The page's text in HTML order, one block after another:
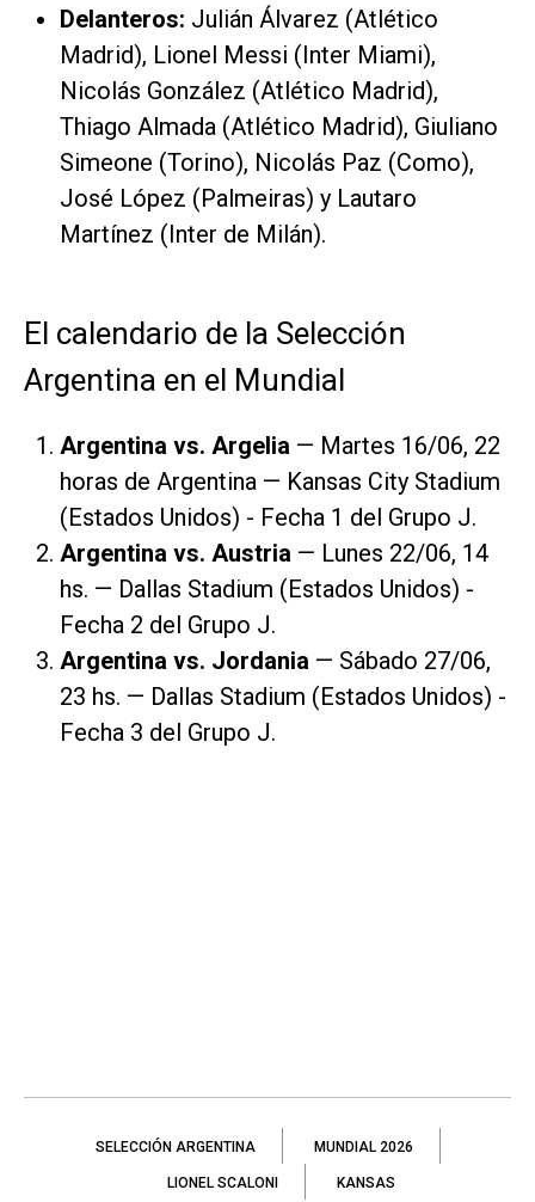
Delanteros: Julián Álvarez (Atlético
Madrid), Lionel Messi (Inter Miami),
Nicolás González (Atlético Madrid),
Thiago Almada (Atlético Madrid), Giuliano
Simeone (Torino), Nicolás Paz (Como),
José López (Palmeiras) y Lautaro
Martínez (Inter de Milán).
El calendario de la Selección
Argentina en el Mundial
Argentina vs. Argelia — Martes 16/06, 22
horas de Argentina — Kansas City Stadium
(Estados Unidos) - Fecha 1 del Grupo J.
Argentina vs. Austria — Lunes 22/06, 14
hs. — Dallas Stadium (Estados Unidos) -
Fecha 2 del Grupo J.
Argentina vs. Jordania — Sábado 27/06,
23 hs. — Dallas Stadium (Estados Unidos) -
Fecha 3 del Grupo J.
SELECCIÓN ARGENTINA MUNDIAL 2026
LIONEL SCALONI KANSAS